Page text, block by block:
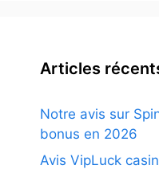
Articles
Notre avis sur
bonus en 2026
Avis VipLuck